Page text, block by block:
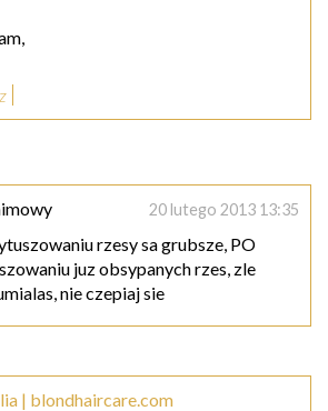
20 lutego 2013 13:35
rzesy sa grubsze, PO
juz obsypanych rzes, zle
nie czepiaj sie
| blondhaircare.com